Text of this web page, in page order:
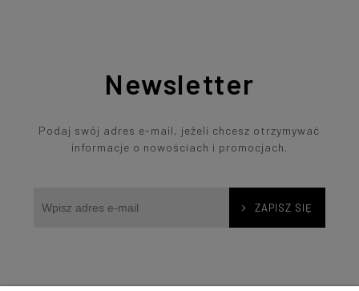
Newsletter
Podaj swój adres e-mail, jeżeli chcesz otrzymywać
informacje o nowościach i promocjach.
ZAPISZ SIĘ